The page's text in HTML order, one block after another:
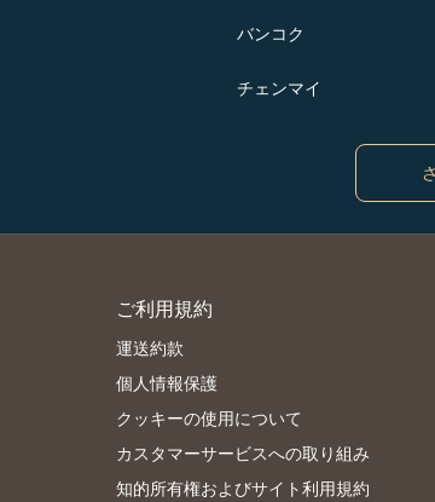
バンコク
チェンマイ
ご利用規約
運送約款
個人情報保護
クッキーの使用について
カスタマーサービスへの取り組み
知的所有権およびサイト利用規約